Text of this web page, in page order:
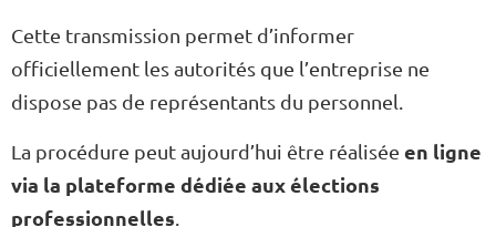
Cette transmission permet d’informer
officiellement les autorités que l’entreprise ne
dispose pas de représentants du personnel.
La procédure peut aujourd’hui être réalisée en ligne
via la plateforme dédiée aux élections
professionnelles